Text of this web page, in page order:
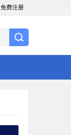
免费注册